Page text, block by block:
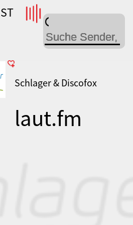
---
Schlager & Discofox
laut.fm